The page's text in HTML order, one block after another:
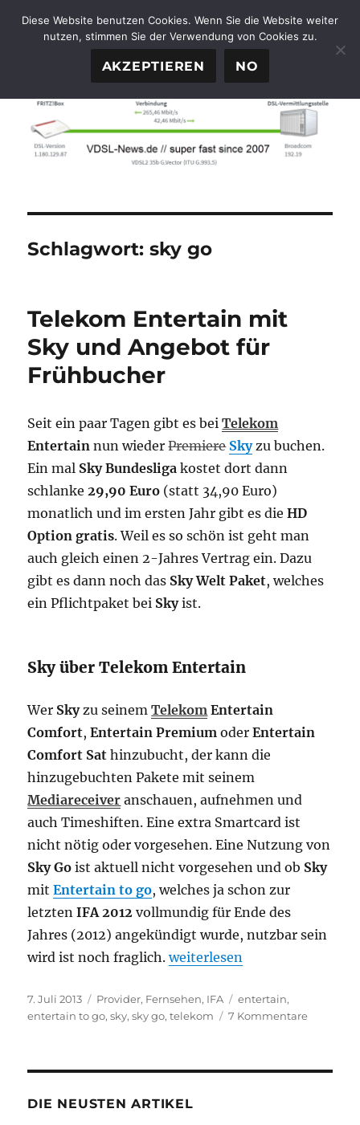
FTTH-News.de
Schlagwort:sky go
Telekom Entertain mit
Sky und Angebot für
Frühbucher
Seit ein paar Tagen gibt es beiTelekom
Entertain nun wiederPremiere Skyzu buchen.
Ein mal Sky Bundesliga kostet dort dann
schlanke 29,90 Euro (statt 34,90 Euro)
monatlich und im ersten Jahr gibt es dieHD
Option gratis. Weil es so schön ist geht man
auch gleich einen 2-Jahres Vertrag ein. Dazu
gibt es dann noch das Sky Welt Paket, welches
ein Pflichtpaket bei Skyist.
Sky über Telekom Entertain
Wer Skyzu seinemTelekom Entertain
Comfort,Entertain Premium oderEntertain
Comfort Sat hinzubucht, der kann die
hinzugebuchten Pakete mit seinem
Mediareceiver anschauen, aufnehmen und
auch Timeshiften. Eine extra Smartcard ist
nicht nötig oder vorgesehen. Eine Nutzung von
Sky Go ist aktuell nicht vorgesehen und ob Sky
mitEntertain to go, welches ja schon zur
letztenIFA 2012 vollmundig für Ende des
Jahres (2012) angekündigt wurde, nutzbar sein
wird ist noch fraglich.„Telekom Entertain mit Sky
weiterlesen
Veröffentlicht
am
7. Juli 2013 Kategorien
Provider, Fernsehen, IFA Schlagwörter
entertain,
entertain to go,sky,sky go,telekom 7 Kommentarezu
DIE NEUSTEN ARTIKEL
Diese Website benutzen Cookies. Wenn Sie die Website weiter
nutzen, stimmen Sie der Verwendung von Cookies zu.
AKZEPTIEREN NO